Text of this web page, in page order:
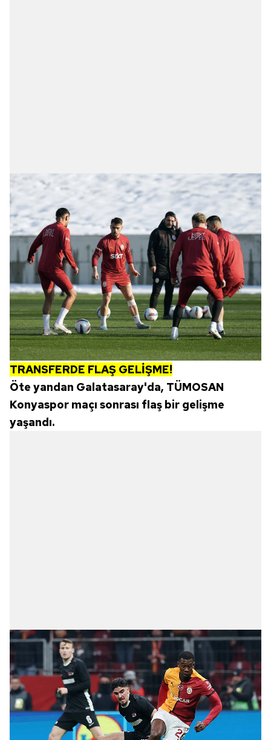
TRANSFERDE FLAŞ GELİŞME!
Öte yandan Galatasaray'da, TÜMOSAN
Konyaspor maçı sonrası flaş bir gelişme
yaşandı.